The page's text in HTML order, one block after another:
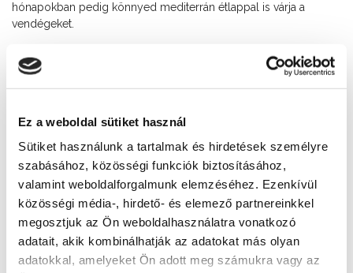
Ez a weboldal sütiket használ
Sütiket használunk a tartalmak és hirdetések személyre
szabásához, közösségi funkciók biztosításához,
valamint weboldalforgalmunk elemzéséhez. Ezenkívül
közösségi média-, hirdető- és elemező partnereinkkel
megosztjuk az Ön weboldalhasználatra vonatkozó
adatait, akik kombinálhatják az adatokat más olyan
adatokkal, amelyeket Ön adott meg számukra vagy az
hónapokban pedig könnyed mediterrán étlappal is várja a
vendégeket.
várja vendégeinket. A pihenést autentikus thai masszőrők által
teszik teljessé. Gyermekek a wellness részleget 10.00 és 17.00
óra között használhatják, a fennmaradó órákban az is csendesen
tud relaxálni, aki gyermek nélkül érkezik.
Szállodánkban és éttermünkben is egyaránt minden nap azon
dolgozunk, hogy minden vendégünk elégedetten távozzon